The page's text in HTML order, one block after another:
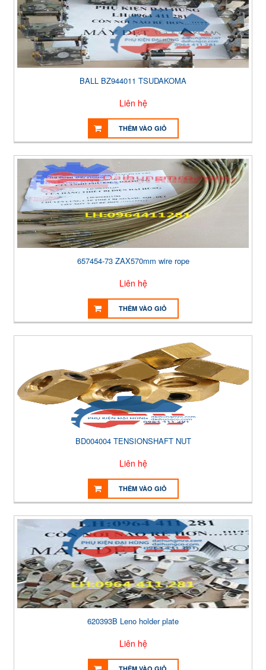
BALL BZ944011 TSUDAKOMA
Liên hệ
THÊM VÀO GIỎ
657454-73 ZAX570mm wire rope
Liên hệ
THÊM VÀO GIỎ
BD004004 TENSIONSHAFT NUT
Liên hệ
THÊM VÀO GIỎ
620393B Leno holder plate
Liên hệ